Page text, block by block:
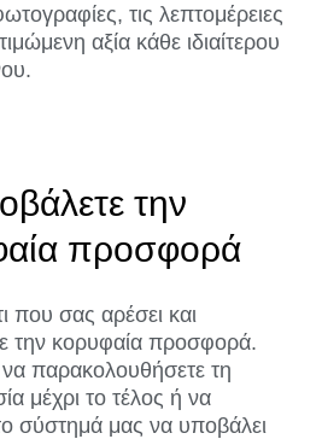
τις λεπτομέρειες
αξία κάθε ιδιαίτερου
την
προσφορά
που σας αρέσει και
την κορυφαία προσφορά.
παρακολουθήσετε τη
μέχρι το τέλος ή να
σύστημά μας να υποβάλει